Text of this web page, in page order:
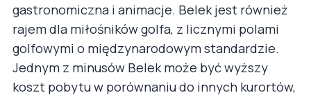
gastronomiczna i animacje. Belek jest również
rajem dla miłośników golfa, z licznymi polami
golfowymi o międzynarodowym standardzie.
Jednym z minusów Belek może być wyższy
koszt pobytu w porównaniu do innych kurortów,